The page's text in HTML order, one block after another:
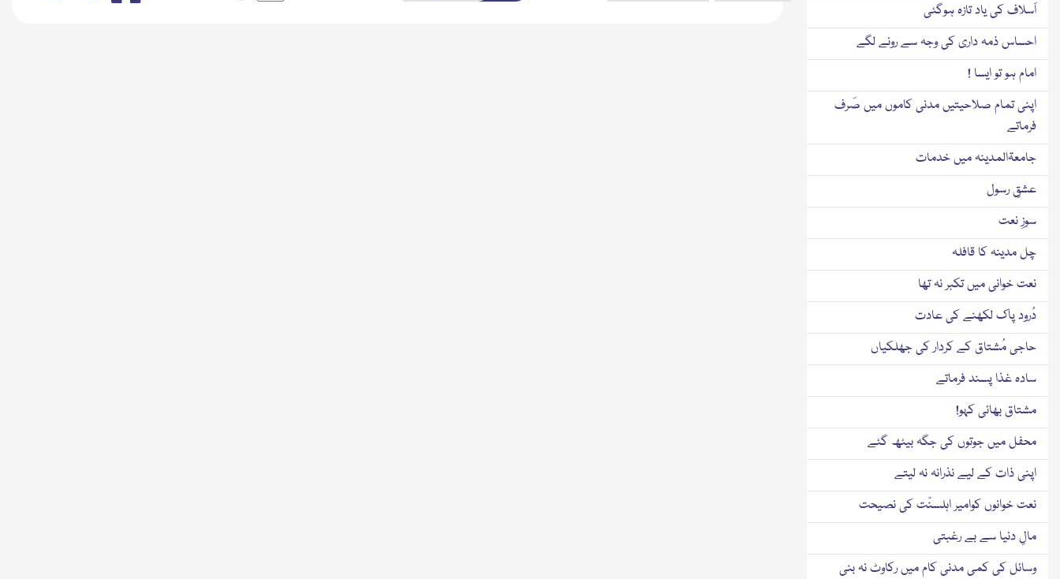
اَسلاف کی یاد تازہ ہوگئی
احساس ذمہ داری کی وجہ سے رونے لگے
امام ہو تو ایسا !
اپنی تمام صلاحیتیں مدنی کاموں میں صَرف
فرماتے
جامعۃالمدینہ میں خدمات
عشقِ رسول
سوزِ نعت
چل مدینہ کا قافلہ
نعت خوانی میں تکبر نہ تھا
دُرود پاک لکھنے کی عادت
حاجی مُشتاق کے کردار کی جھلکیاں
سادہ غذا پسند فرماتے
مشتاق بھائی کہو!
محفل میں جوتوں کی جگہ بیٹھ گئے
اپنی ذات کے لیے نذرانہ نہ لیتے
نعت خوانوں کوامیر اہلسنّت کی نصیحت
مالِ دنیا سے بے رغبتی
وسائل کی کمی مدنی کام میں رکاوٹ نہ بنی